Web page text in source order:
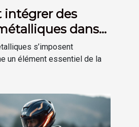
intégrer des
dans
?
s’imposent
un élément essentiel de la